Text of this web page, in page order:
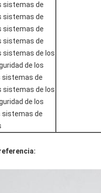
sistemas de
sistemas de
sistemas de
sistemas de
sistemas de los
de los
sistemas de
sistemas de los
de los
sistemas de